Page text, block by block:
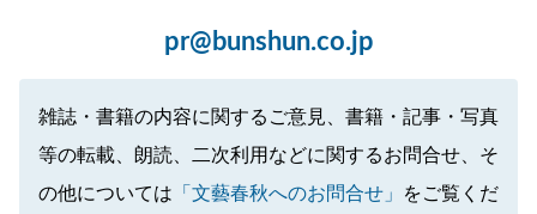
pr@bunshun.co.jp
雑誌・書籍の内容に関するご意見、書籍・記事・写真
等の転載、朗読、二次利用などに関するお問合せ、そ
の他については 「文藝春秋へのお問合せ」
をご覧くだ